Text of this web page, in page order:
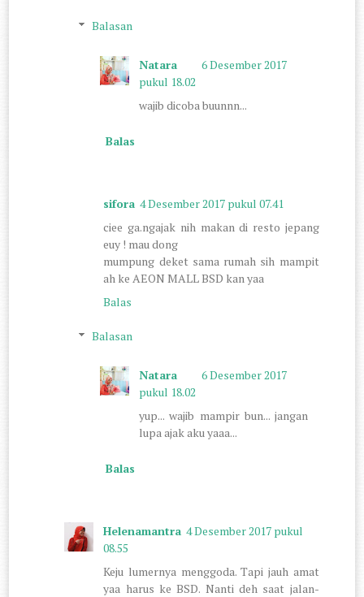
Balasan
Natara
6 Desember 2017
pukul 18.02
wajib dicoba buunnn...
Balas
sifora 4 Desember 2017 pukul 07.41
ciee ga.ngajak nih makan di resto jepang
euy ! mau dong
mumpung deket sama rumah sih mampit
ah ke AEON MALL BSD kan yaa
Balas
Balasan
Natara
6 Desember 2017
pukul 18.02
yup... wajib mampir bun... jangan
lupa ajak aku yaaa...
Balas
Helenamantra 4 Desember 2017 pukul
08.55
Keju lumernya menggoda. Tapi jauh amat
yaa harus ke BSD. Nanti deh saat jalan-